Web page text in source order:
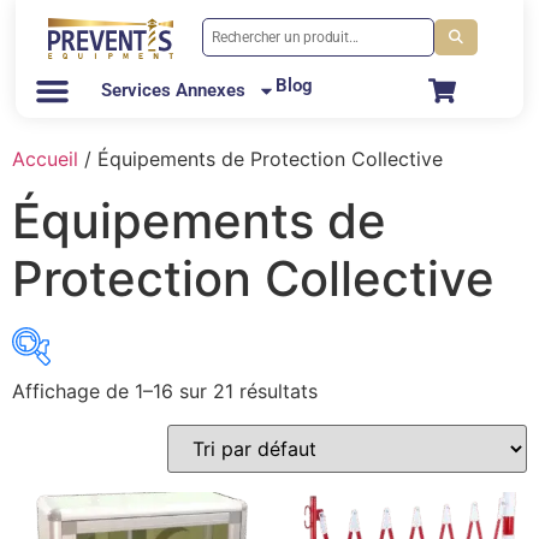
Services Annexes Blog
Accueil / Équipements de Protection Collective
Équipements de
Protection Collective
Climax(1)
Affichage de 1–16 sur 21 résultats